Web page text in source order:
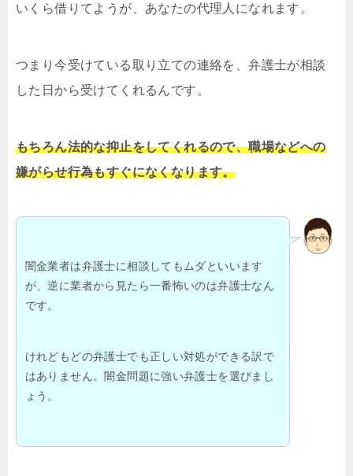
いくら借りてようが、あなたの代理人になれます。
つまり今受けている取り立ての連絡を、弁護士が相談
した日から受けてくれるんです。
もちろん法的な抑止をしてくれるので、職場などへの
嫌がらせ行為もすぐになくなります。
闇金業者は弁護士に相談してもムダといいます
が、逆に業者から見たら一番怖いのは弁護士なん
です。
けれどもどの弁護士でも正しい対処ができる訳で
はありません。闇金問題に強い弁護士を選びまし
ょう。